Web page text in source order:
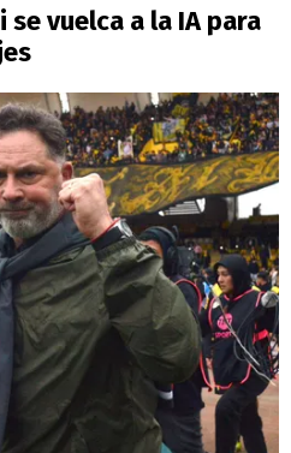
vuelca a la IA para